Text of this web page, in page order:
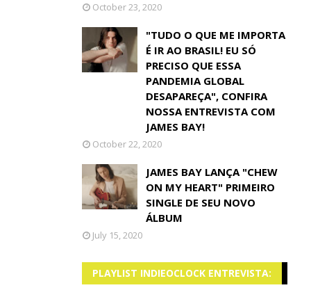
October 23, 2020
"TUDO O QUE ME IMPORTA
É IR AO BRASIL! EU SÓ
PRECISO QUE ESSA
PANDEMIA GLOBAL
DESAPAREÇA", CONFIRA
NOSSA ENTREVISTA COM
JAMES BAY!
October 22, 2020
JAMES BAY LANÇA "CHEW
ON MY HEART" PRIMEIRO
SINGLE DE SEU NOVO
ÁLBUM
July 15, 2020
PLAYLIST INDIEOCLOCK ENTREVISTA: